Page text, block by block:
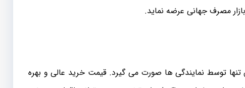
مصرف جهانی عرضه نماید.
تنها توسط نمایندگی ها صورت می گیرد. قیمت خرید عالی و بهره